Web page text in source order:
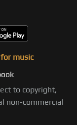
music
to copyright,
non-commercial